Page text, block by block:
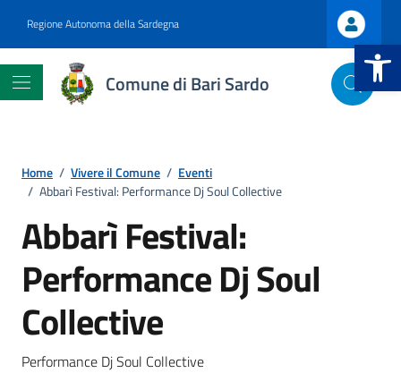
Apri la
Regione Autonoma della Sardegna
Comune di Bari Sardo
Home / Vivere il Comune / Eventi
/ Abbarì Festival: Performance Dj Soul Collective
Abbarì Festival:
Performance Dj Soul
Collective.
Performance Dj Soul Collective.